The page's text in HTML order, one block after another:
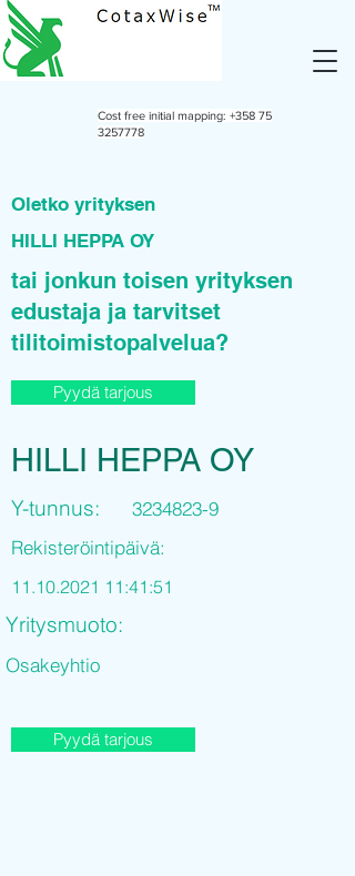
Cost free initial mapping: +358 75
3257778
Oletko yrityksen
HILLI HEPPA OY
tai jonkun toisen yrityksen
edustaja ja tarvitset
tilitoimistopalvelua?
Pyydä tarjous
HILLI HEPPA OY
Y-tunnus:
3234823-9
Rekisteröintipäivä:
11.10.2021 11 :41:51
Yritysmuoto:
Osakeyhtio
Pyydä tarjous